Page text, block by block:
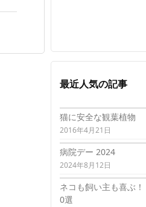
最近人気の記事
猫に安全な観葉植物
2016年4月21日
病院デー 2024
2024年8月12日
ネコも飼い主も喜ぶ
0選